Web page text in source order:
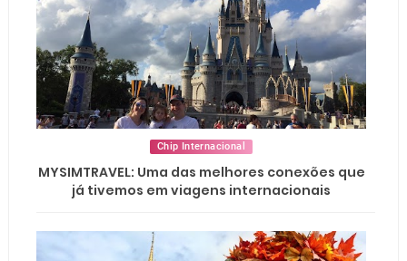
Chip Internacional
MYSIMTRAVEL: Uma das melhores conexões que
já tivemos em viagens internacionais